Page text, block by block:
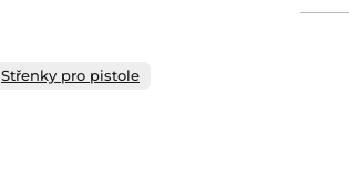
Střenky pro pistole